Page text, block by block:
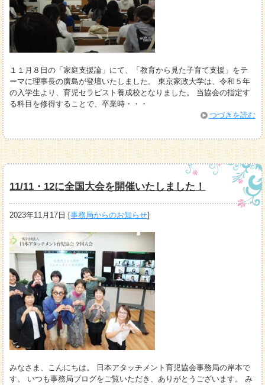
１１月８日の「家庭支援論」にて、「教育から見た子育て支援」をテ
ーマに理事長の廣島が登壇いたしました。 東京家政大学は、令和５年
の入学生より、育児セラピスト養成校となりました。 当協会の指定す
る科目を修得することで、卒業時・・・
つづきを読む
11/11・12に全国大会を開催いたしました！
2023年11月17日 [事務局からのお知らせ]
みなさま、こんにちは。 日本アタッチメント育児協会事務局の岸本で
す。 いつも事務局ブログをご覧いただき、ありがとうございます。 み